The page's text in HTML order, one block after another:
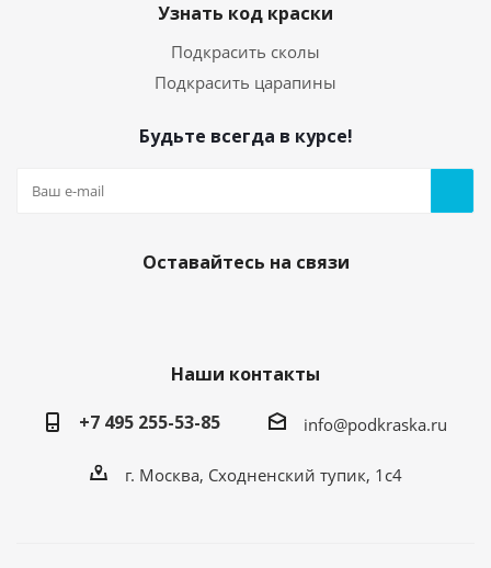
Узнать код краски
Подкрасить сколы
Подкрасить царапины
Будьте всегда в курсе!
Оставайтесь на связи
Наши контакты
+7 495 255-53-85
info@podkraska.ru
г. Москва, Сходненский тупик, 1с4